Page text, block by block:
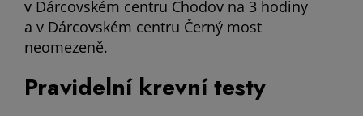
v Dárcovském centru Chodov na 3 hodiny
a v Dárcovském centru Černý most
neomezeně.
Pravidelní krevní testy